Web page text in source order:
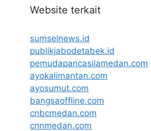
Website terkait
sumselnews.id
publikjabodetabek.id
pemudapancasilamedan.com
ayokalimantan.com
ayosumut.com
bangsaoffline.com
cnbcmedan.com
cnnmedan.com